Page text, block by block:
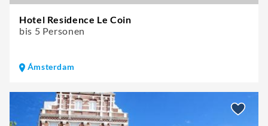
Hotel Residence Le Coin
bis 5 Personen
Ámsterdam